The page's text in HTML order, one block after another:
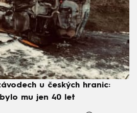
u českých hranic:
mu jen 40 let